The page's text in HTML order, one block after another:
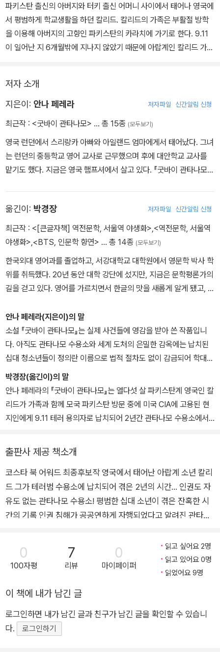
파키스탄 출신의 아버지와 터키 출신 어머니 사이에서 태어나 영국에
서 평범하게 학교생활을 하던 칼리드. 칼리드의 가족은 부활절 방학
을 이용해 아버지의 고향인 파키스탄의 카라치에 가기로 한다. 9.11
이 일어난 지 6개월밖에 지나지 않았기 때문에 아랍계인 칼리드 가족
다하르(아프가니스탄 동남부의 도시) 수용소를 거쳐 ‘관타나모 수용
소(쿠바 남동쪽 관타나모 만에 설치된 미 해군 기지 내 수용소)’로 가
되고, 갖은 고문과 인권 유린에 시달린다……. 가족들의 끊임없는 노
력으로 2년이 지난 후에야 겨우 집으로 돌아오게 된 칼리드는 사람들
앞에서 관타나모 수용소의 실상을 알리고, 힘겹게 일상생활에 적응하
려 노력한다.
저자 소개
지은이: 안나 페레라 저자파일 신간알림 신청
최근작 : <굿바이 관타나모> … 총 15종 (모두보기)
영국 런던에서 스리랑카 아빠와 아일랜드 엄마에게서 태어났다. 그녀
는 런던의 중등학교 영어 교사로 근무했으며 후에 대안학교 교사를
맡기도 했다. 지금은 영국 햄프셔에서 살고 있다. 『굿바이 관타나모』
옮긴이: 박경장 저자파일 신간알림 신청
최근작 : <[큰글자책] 역전문학, 서울역 야생화>,<역전문학, 서울역
야생화>,<BTS, 인문학 향연> … 총 14종 (모두보기)
한국외대 영어과를 졸업하고, 서강대학교 대학원에서 영문학 박사 학
위를 취득했다. 20년 동안 대학 강단에 섰지만, 지금은 문학평론가의
길을 걷고 있다. 영어를 가르치면서 한글의 맛을 새롭게 알게 됐고, 영
과 한국문학을 맞대어 연구하는 비교문학에 관심을 쏟고 있다. 저서
로는 『이야기 고물상』, 『BTS, 인문학 향연』, 『역전문학, 서울역 야생
화』, 『지리산에 길을 묻다』(공저), 역서로는 『굿바이 관타나모』, 『마
르크스가 옳았던 이유』 등이 있다.
안나 페레라(지은이)의 말
소설 『굿바이 관타나모』는 실제 사건들에 영감을 받아 쓴 작품입니
다. 아직도 관타나모 수용소와 세계 도처의 은밀한 감옥에는 납치된
십대 청소년들이 정의란 이름으로 법적 절차도 없이 감금되어 학대받
고 있습니다.
박경장(옮긴이)의 말
안나 페레라의 『굿바이 관타나모』는 열다섯 살 파키스탄계 영국인 칼
리드가 가족과 함께 모국 파키스탄 방문 중에 미국 CIA에 고용된 현
지인에게 9.11 테러 용의자로 납치되어 2년간 관타나모 수용소에서
이 아니지만 사건의 배경과 내용, 끝없이 이어지는 심문과 고문에 대
한 생생한 묘사는 철저한 사실에 근거하고 있다고 작가는 밝히고 있
다. “문명사회에서 어떻게 이런 야만적인 일이 일어날 수 있을까?”
분노하며 책장을 한 장 한 장 넘기다 보면 어느새 독자들도 “아, 우리
도 또 다른 칼리드가 될 수 있겠구나” 하고 느끼게 된다.
출판사 제공 책소개
코스타 북 어워드 최종후보작 영국에서 태어난 아랍계 소년 칼리
드 그가 테러범 수용소에 납치되어 겪은 2년의 시간… 인권도 자
유도 없는 관타나모 수용소! 평범한 십대 소년이 겪은 잔혹한 시
간의 기록 인권 침해가 공공연하게 자행되었다고 알려진 관타나
통하여 가슴 아픈 인권 유린의 현장을 생생하게 그린 소설이다.
아우슈비츠 경험자 프리모 레비의 수기인 『이것이 인간인가』가
떠오를 만큼 인간의 존엄성을 시험하는 갖가지 고문과 학대 앞에
무너져가는 주인공 칼리드의 심정이 고스란히 드러나 있다. 영국
에서 태어나고 자랐고, 친구를 만나 축구나 컴퓨터게임하기를 좋
아하는 십대 청소년 칼리드. 그는 우리 주위에서 흔히 볼 수 있는
평범한 소년이다. 부모님이 고국인 파키스탄에 있는 친척을 방문
0
100자평
7
리뷰
0
마이페이퍼
읽고 싶어요 2명
읽고 있어요 0명
읽었어요 9명
이 책에 내가 남긴 글
로그인하면 내가 남긴 글과 친구가 남긴 글을 확인할 수 있습니
다.
로그인하기